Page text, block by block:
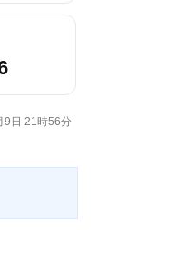
9日 21時56分